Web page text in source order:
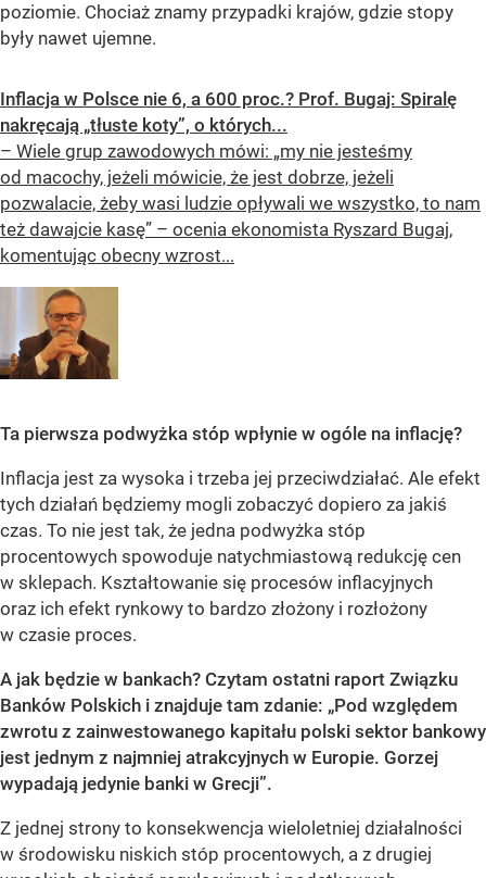
poziomie. Chociaż znamy przypadki krajów, gdzie stopy
były nawet ujemne.
Inflacja w Polsce nie 6, a 600 proc.? Prof. Bugaj: Spiralę
nakręcają „tłuste koty”, o których...
– Wiele grup zawodowych mówi: „my nie jesteśmy
od macochy, jeżeli mówicie, że jest dobrze, jeżeli
pozwalacie, żeby wasi ludzie opływali we wszystko, to nam
też dawajcie kasę” – ocenia ekonomista Ryszard Bugaj,
komentując obecny wzrost...
Ta pierwsza podwyżka stóp wpłynie w ogóle na inflację?
Inflacja jest za wysoka i trzeba jej przeciwdziałać. Ale efekt
tych działań będziemy mogli zobaczyć dopiero za jakiś
czas. To nie jest tak, że jedna podwyżka stóp
procentowych spowoduje natychmiastową redukcję cen
w sklepach. Kształtowanie się procesów inflacyjnych
oraz ich efekt rynkowy to bardzo złożony i rozłożony
w czasie proces.
A jak będzie w bankach? Czytam ostatni raport Związku
Banków Polskich i znajduje tam zdanie: „Pod względem
zwrotu z zainwestowanego kapitału polski sektor bankowy
jest jednym z najmniej atrakcyjnych w Europie. Gorzej
wypadają jedynie banki w Grecji”.
Z jednej strony to konsekwencja wieloletniej działalności
w środowisku niskich stóp procentowych, a z drugiej